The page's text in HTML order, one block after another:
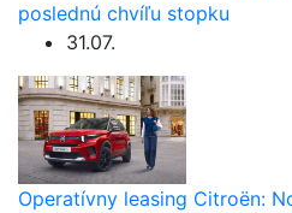
poslednú chvíľu stopku
31.07.
Operatívny leasing Citroën: